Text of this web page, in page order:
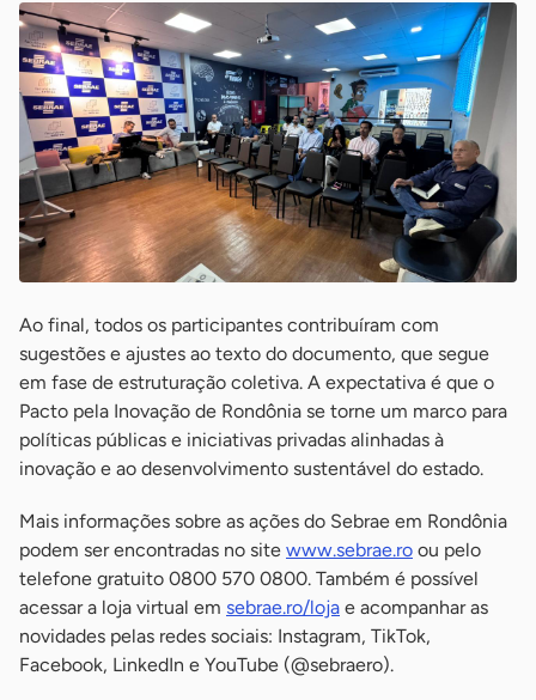
Ao final, todos os participantes contribuíram com
sugestões e ajustes ao texto do documento, que segue
em fase de estruturação coletiva. A expectativa é que o
Pacto pela Inovação de Rondônia se torne um marco para
políticas públicas e iniciativas privadas alinhadas à
inovação e ao desenvolvimento sustentável do estado.
Mais informações sobre as ações do Sebrae em Rondônia
podem ser encontradas no site www.sebrae.ro ou pelo
telefone gratuito 0800 570 0800. Também é possível
acessar a loja virtual em sebrae.ro/loja e acompanhar as
novidades pelas redes sociais: Instagram, TikTok,
Facebook, LinkedIn e YouTube (@sebraero).